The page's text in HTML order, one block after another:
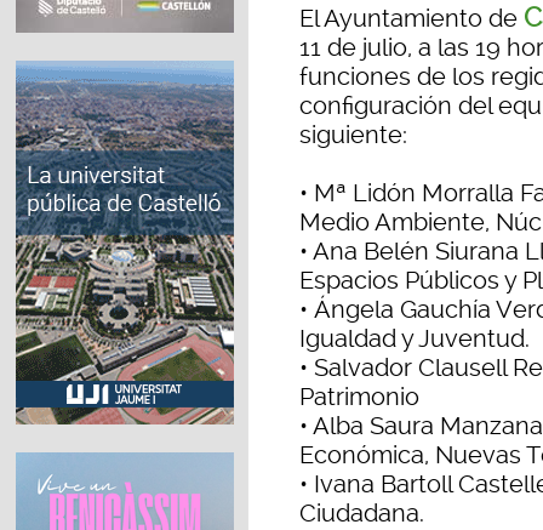
El Ayuntamiento de
11 de julio, a las 19
funciones de los
configuración del
siguiente:
• Mª Lidón Morralla
Medio Ambiente,
• Ana Belén Siurana
Espacios Públicos y
• Ángela Gauchía
Igualdad y Juventud.
• Salvador Clausell
Patrimonio
• Alba Saura
Económica, Nuevas
• Ivana Bartoll
Ciudadana.